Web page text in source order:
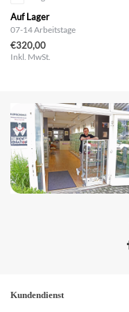
Auf Lager
07-14 Arbeitstage
€320,00
Inkl. MwSt.
Kundendienst